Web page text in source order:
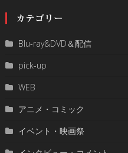
カテゴリー
Blu-ray&DVD＆配信
pick-up
WEB
アニメ・コミック
イベント・映画祭